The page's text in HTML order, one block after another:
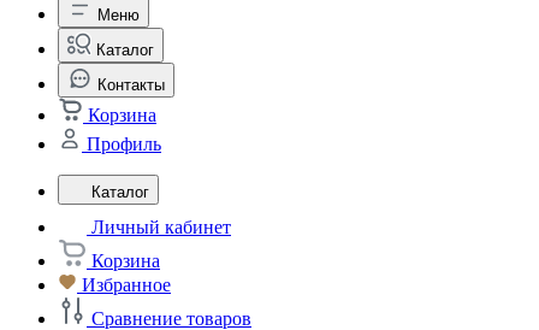
Меню
Каталог
Контакты
Корзина
Профиль
Каталог
Личный кабинет
Корзина
Избранное
Сравнение товаров